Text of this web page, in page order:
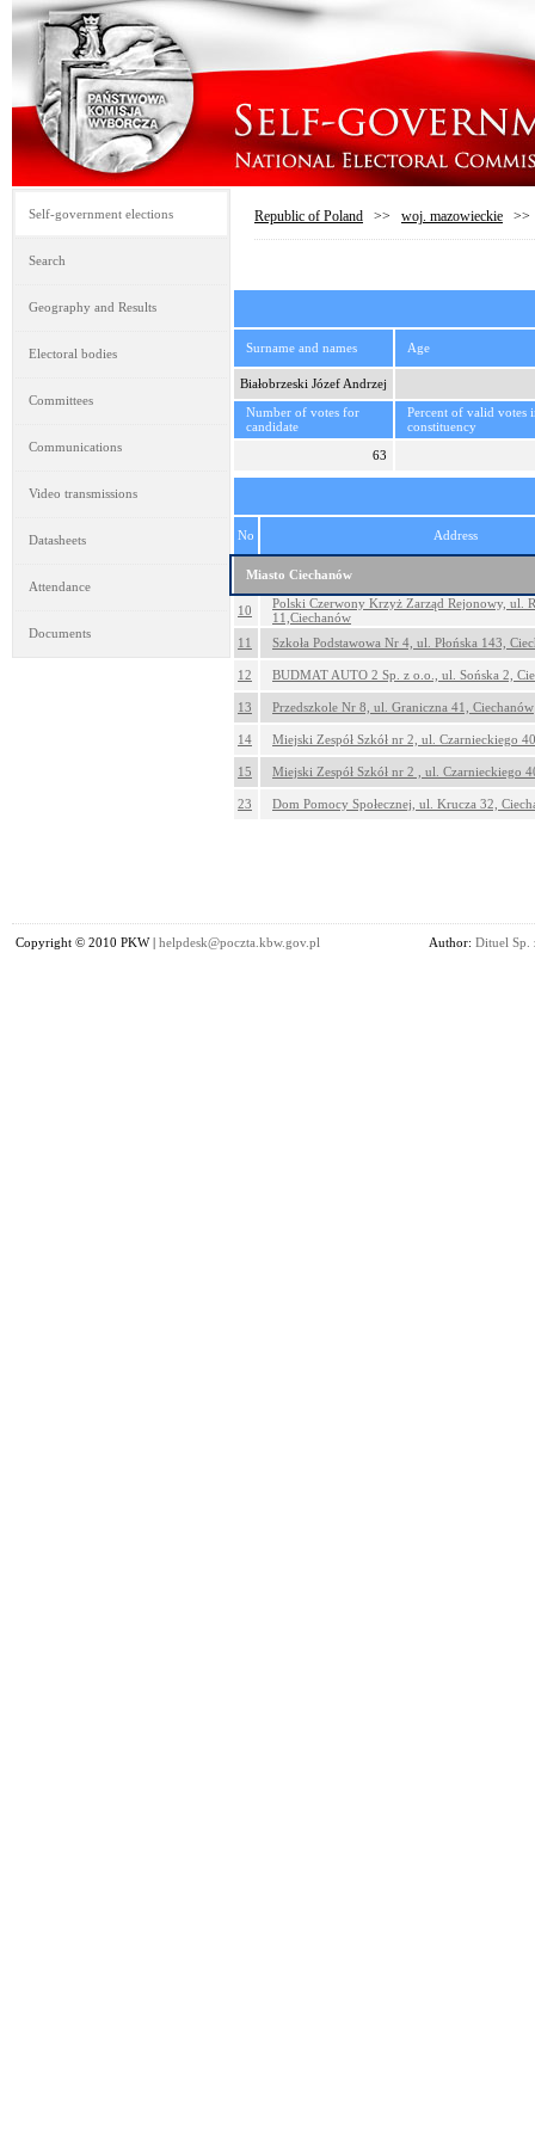
Self-government elections
Search
Geography and Results
Electoral bodies
Committees
Communications
Video transmissions
Datasheets
Attendance
Documents
Republic of Poland >> woj. mazowieckie
Surname and names Age
Białobrzeski Józef Andrzej
Number of votes for
candidate
Percent of valid votes
constituency
63
No Address
Miasto Ciechanów
10
Polski Czerwony Krzyż Zarząd Rejonowy, ul.
11,Ciechanów
11
Szkoła Podstawowa Nr 4, ul. Płońska 143,
12 BUDMAT AUTO 2 Sp. z o.o., ul. Sońska 2,
13 Przedszkole Nr 8, ul. Graniczna 41, Ciechanów
14 Miejski Zespół Szkół nr 2, ul. Czarnieckiego
15 Miejski Zespół Szkół nr 2 , ul. Czarnieckiego
23 Dom Pomocy Społecznej, ul. Krucza 32,
Copyright © 2010 PKW | helpdesk@poczta.kbw.gov.pl Author: Dituel Sp.